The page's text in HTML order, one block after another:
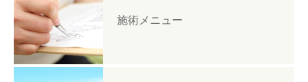
施術メニュー